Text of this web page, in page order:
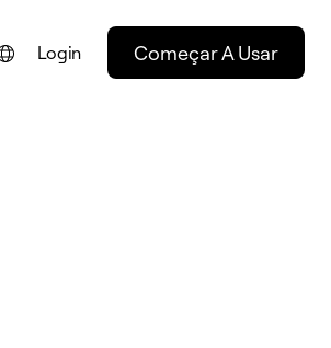
Login Começar A Usar